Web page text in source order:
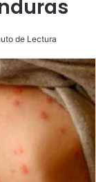
de Lectura